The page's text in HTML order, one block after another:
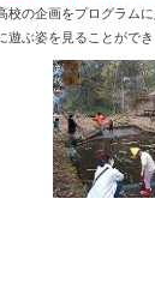
校の企画をプログラムに
遊ぶ姿を見ることができ